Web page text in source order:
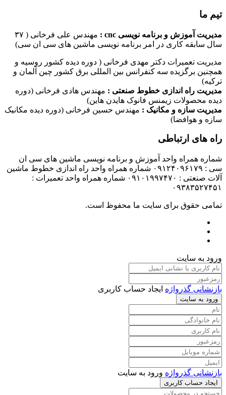
تیم ما
مدیریت آموزش و برنامه نویسی cnc :
مهندس علی فرخانی ( ۳۷
سال سابقه کاری در امر برنامه نویسی ماشین های سی ان سی)
مدیریت تعمیرات دکتر مهدی فرخانی ( دوره دیده کشور روسیه و
همچنین برگزیده سه کنفرانس بین المللی برق کشور چین آلمان و
ترکیه)
مدیریت راه اندازی خطوط صنعتی : مهندس هادی فرخانی (دوره
دیده محصولات زیمنس فانوک هایدن هاین)
مدیریت سازه و مکانیک : مهندس حسین فرخانی (دوره دیده مکانیک
سازه و هوافضا)
راه های ارتباطی
شماره همراه واحد آموزش و برنامه نویسی ماشین های سی ان
سی : ۰۹۱۲۴۰۹۶۱۷۹ شماره همراه واحد راه اندازی خطوط ماشین
آلات صنعتی : ۰۹۱۰۱۹۹۷۴۷۰ شماره همراه واحد تعمیرات :
۰۹۳۸۳۵۲۷۴۵۱
تمامی حقوق برای سایت ما محفوظ است.
ورود به سایت
بازنشانی گذرواژه ایجاد حساب کاربری
ورود به سایت
بازنشانی گذرواژه ورود به سایت
ایجاد حساب کاربری